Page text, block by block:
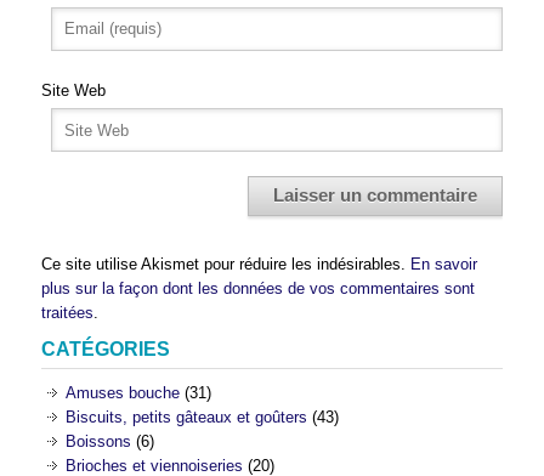
Site Web
Ce site utilise Akismet pour réduire les indésirables. En savoir
plus sur la façon dont les données de vos commentaires sont
traitées
CATÉGORIES
Amuses bouche (31)
Biscuits, petits gâteaux et goûters (43)
Boissons (6)
Brioches et viennoiseries (20)